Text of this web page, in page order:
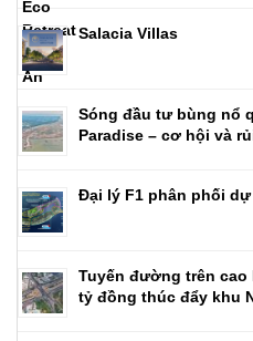
Salacia Villas
Sóng đầu tư bùng nổ
Paradise – cơ hội và
Đại lý F1 phân phối dự
Tuyến đường trên cao
tỷ đồng thúc đẩy khu